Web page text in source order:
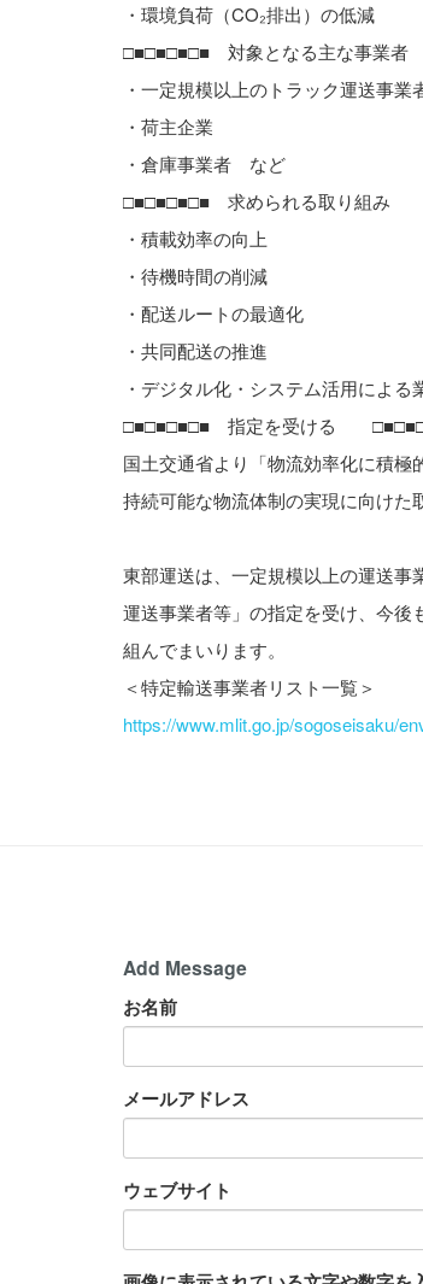
・環境負荷（CO₂排出）の低減
□■□■□■□■ 対象となる主な事業
・一定規模以上のトラック運送事業
・荷主企業
・倉庫事業者 など
□■□■□■□■ 求められる取り組み
・積載効率の向上
・待機時間の削減
・配送ルートの最適化
・共同配送の推進
・デジタル化・システム活用による
□■□■□■□■ 指定を受ける
国土交通省より「物流効率化に積極
持続可能な物流体制の実現に向けた
東部運送は、一定規模以上の運送
運送事業者等」の指定を受け、今後
組んでまいります。
＜特定輸送事業者リスト一覧＞
https://www.mlit.go.jp/sogoseisaku/
Add Message
お名前
メールアドレス
ウェブサイト